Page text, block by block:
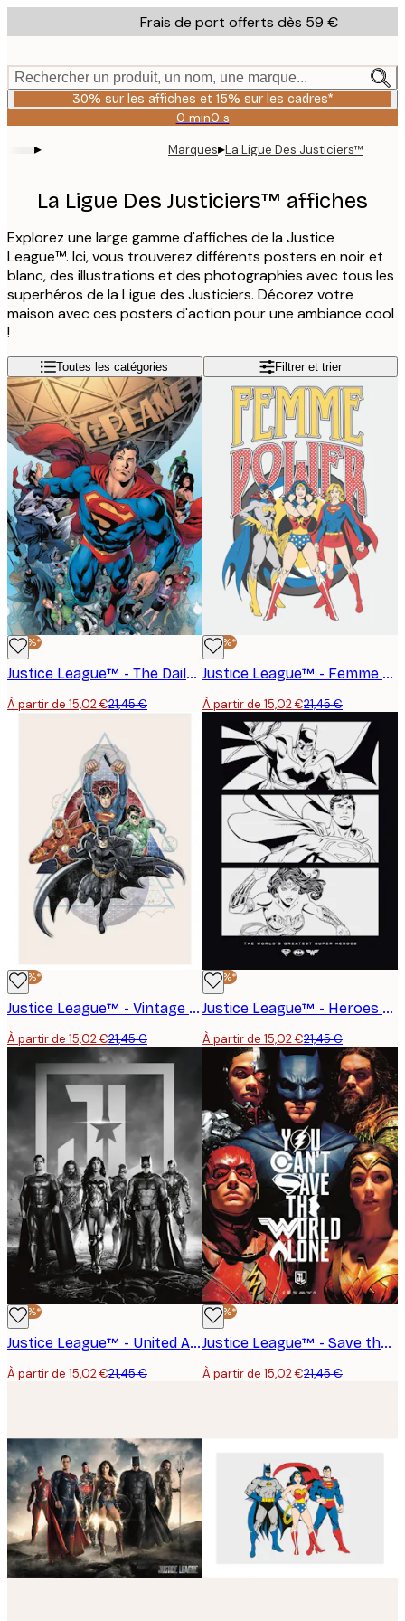
to
content.
Frais de port offerts dès 59 €
Rechercher un produit, un nom, une marque...
30% sur les affiches et 15% sur les cadres*
0 min0 s
Valable
jusqu'au
:
08-
06
▸ Marques▸La Ligue Des Justiciers™
La Ligue Des Justiciers™ affiches
Explorez une large gamme d'affiches de la Justice
League™. Ici, vous trouverez différents posters en noir et
blanc, des illustrations et des photographies avec tous les
superhéros de la Ligue des Justiciers. Décorez votre
maison avec ces posters d'action pour une ambiance cool
!
Toutes les catégories Filtrer et trier
-30%*
Justice League™ - The Daily Planet Affiche
À partir de 15,02 €21,45 €
-30%*
Justice League™ - Femme Power Affiche
À partir de 15,02 €21,45 €
-30%*
Justice League™ - Vintage Affiche
À partir de 15,02 €21,45 €
-30%*
Justice League™ - Heroes Affiche
À partir de 15,02 €21,45 €
-30%*
Justice League™ - United Affiche
À partir de 15,02 €21,45 €
-30%*
Justice League™ - Save the World Affiche
À partir de 15,02 €21,45 €